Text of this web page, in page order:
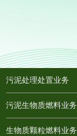
污泥处理处置业务
污泥生物质燃料业务
生物质颗粒燃料业务